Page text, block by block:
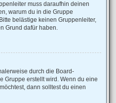
muss daraufhin deinen
warum du in die Gruppe
belästige keinen Gruppenleiter,
Grund dafür haben.
durch die Board-
Gruppe erstellt wird. Wenn du eine
dann solltest du einen